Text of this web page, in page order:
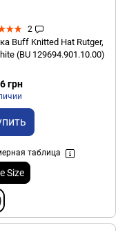
2
Buff Knitted Hat Rutger,
(BU 129694.901.10.00)
грн
таблица
Size